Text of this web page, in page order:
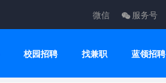
微信 服务号
校园招聘 找兼职 蓝领招聘